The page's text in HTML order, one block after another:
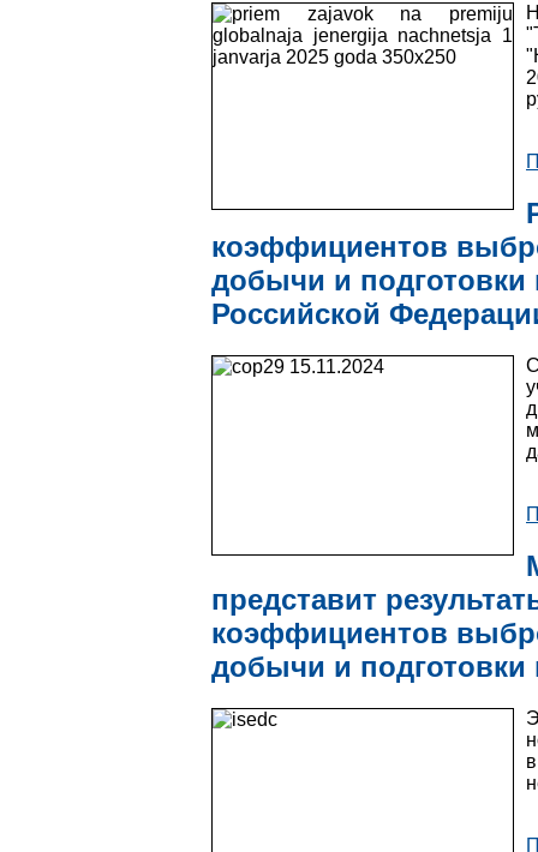
коэффициентов
добычи и подготовки
Российской
представит
коэффициентов
добычи и подготовки